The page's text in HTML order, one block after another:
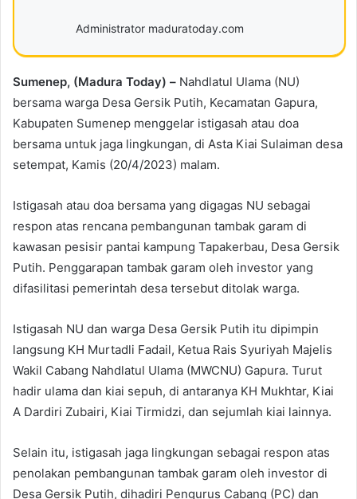
Administrator maduratoday.com
Sumenep, (Madura Today) – Nahdlatul Ulama (NU)
bersama warga Desa Gersik Putih, Kecamatan Gapura,
Kabupaten Sumenep menggelar istigasah atau doa
bersama untuk jaga lingkungan, di Asta Kiai Sulaiman desa
setempat, Kamis (20/4/2023) malam.
Istigasah atau doa bersama yang digagas NU sebagai
respon atas rencana pembangunan tambak garam di
kawasan pesisir pantai kampung Tapakerbau, Desa Gersik
Putih. Penggarapan tambak garam oleh investor yang
difasilitasi pemerintah desa tersebut ditolak warga.
Istigasah NU dan warga Desa Gersik Putih itu dipimpin
langsung KH Murtadli Fadail, Ketua Rais Syuriyah Majelis
Wakil Cabang Nahdlatul Ulama (MWCNU) Gapura. Turut
hadir ulama dan kiai sepuh, di antaranya KH Mukhtar, Kiai
A Dardiri Zubairi, Kiai Tirmidzi, dan sejumlah kiai lainnya.
Selain itu, istigasah jaga lingkungan sebagai respon atas
penolakan pembangunan tambak garam oleh investor di
Desa Gersik Putih, dihadiri Pengurus Cabang (PC) dan